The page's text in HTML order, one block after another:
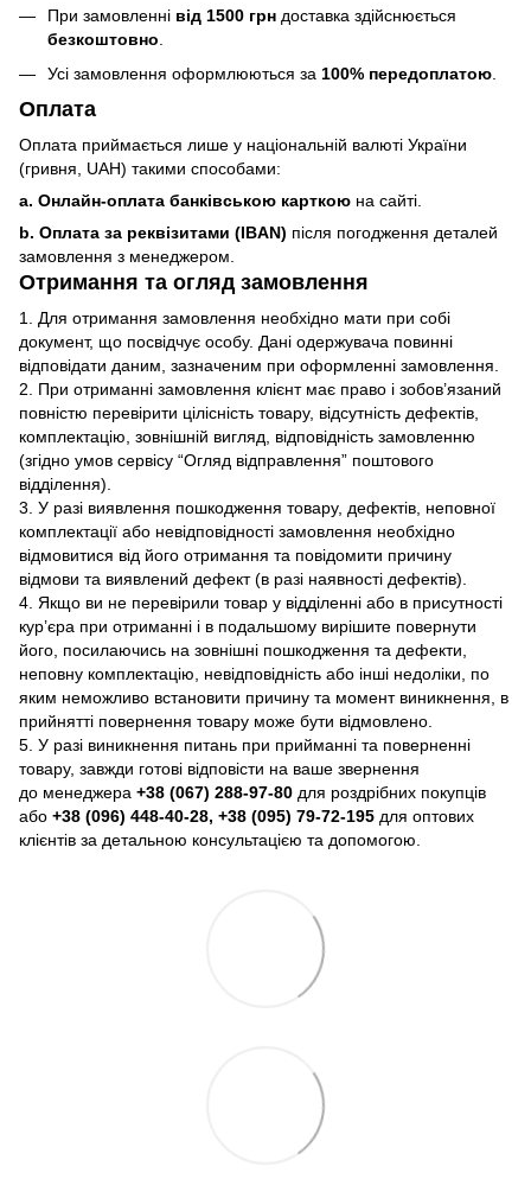
При замовленні від 1500 грн доставка здійснюється
безкоштовно.
Усі замовлення оформлюються за 100% передоплатою
Оплата
Оплата приймається лише у національній валюті України
(гривня, UAH) такими способами:
a. Онлайн-оплата банківською карткою на сайті.
b. Оплата за реквізитами (IBAN) після погодження деталей
замовлення з менеджером.
Отримання та огляд замовлення
1. Для отримання замовлення необхідно мати при собі
документ, що посвідчує особу. Дані одержувача повинні
відповідати даним, зазначеним при оформленні замовлення.
2. При отриманні замовлення клієнт має право і зобов’язаний
повністю перевірити цілісність товару, відсутність дефектів,
комплектацію, зовнішній вигляд, відповідність замовленню
(згідно умов сервісу “Огляд відправлення” поштового
відділення).
3. У разі виявлення пошкодження товару, дефектів, неповної
комплектації або невідповідності замовлення необхідно
відмовитися від його отримання та повідомити причину
відмови та виявлений дефект (в разі наявності дефектів).
4. Якщо ви не перевірили товар у відділенні або в присутності
кур’єра при отриманні і в подальшому вирішите повернути
його, посилаючись на зовнішні пошкодження та дефекти,
неповну комплектацію, невідповідність або інші недоліки, по
яким неможливо встановити причину та момент виникнення, в
прийнятті повернення товару може бути відмовлено.
5. У разі виникнення питань при прийманні та поверненні
товару, завжди готові відповісти на ваше звернення
до менеджера +38 (067) 288-97-80 для роздрібних покупців
або +38 (096) 448-40-28, +38 (095) 79-72-195 для оптових
клієнтів за детальною консультацією та допомогою.